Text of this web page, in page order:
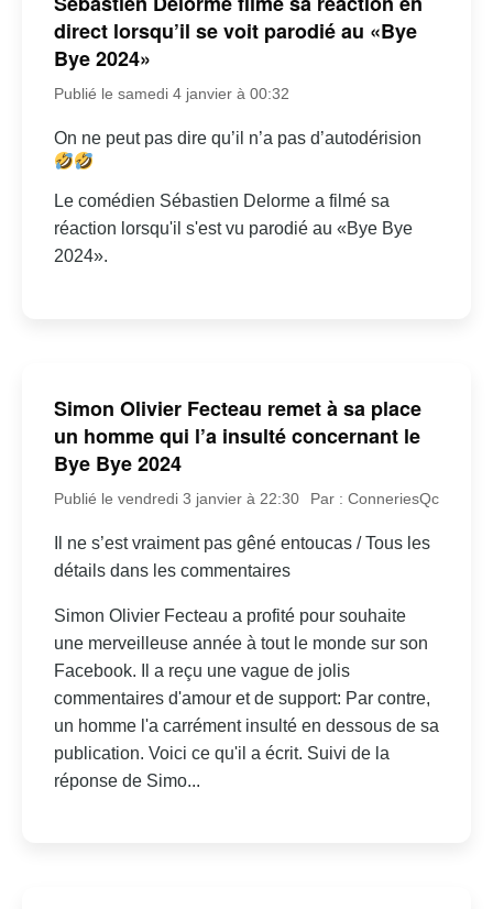
direct lorsqu’il se voit parodié au «Bye
Bye 2024»
Publié le samedi 4 janvier à 00:32
On ne peut pas dire qu’il n’a pas d’autodérision
Le comédien Sébastien Delorme a filmé sa
réaction lorsqu'il s'est vu parodié au «Bye Bye
2024».
Simon Olivier Fecteau remet à sa place
un homme qui l’a insulté concernant le
Bye Bye 2024
Publié le vendredi 3 janvier à 22:30 Par : ConneriesQc
Il ne s’est vraiment pas gêné entoucas / Tous les
détails dans les commentaires
Simon Olivier Fecteau a profité pour souhaite
une merveilleuse année à tout le monde sur son
Facebook. Il a reçu une vague de jolis
commentaires d'amour et de support: Par contre,
un homme l'a carrément insulté en dessous de sa
publication. Voici ce qu'il a écrit. Suivi de la
réponse de Simo...